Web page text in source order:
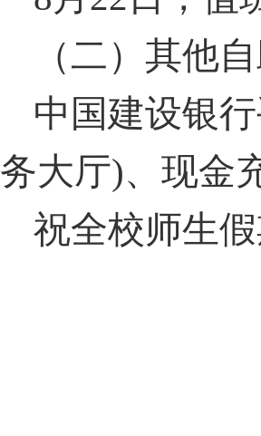
（二）其他
中国建设银
务大厅)、现金
祝全校师生假